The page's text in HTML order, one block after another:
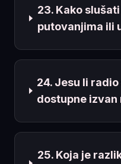
23. Kako
putovanjima ili
24. Jesu li
dostupne izvan
25. Koja je